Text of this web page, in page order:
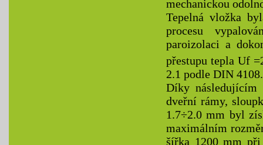
mechanickou
Tepelná vložka
procesu
paroizolaci a
přestupu tepla Uf
2.1 podle DIN 4108.
Díky
dveřní rámy,
1.7÷2.0 mm byl
maximálním
šířka 1200 mm při